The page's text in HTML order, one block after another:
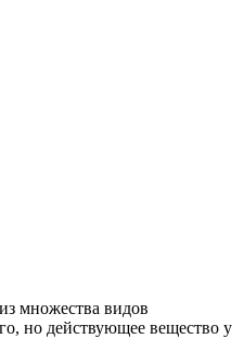
множества видов
но действующее вещество у